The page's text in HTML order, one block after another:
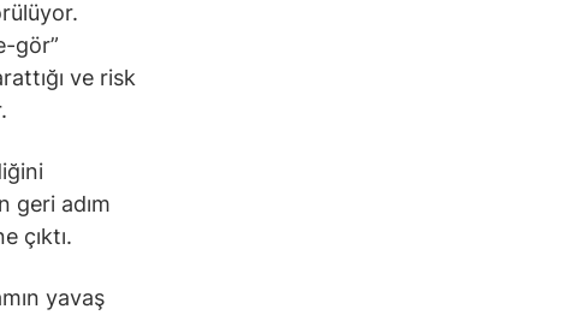
gör”
ve risk
geri adım
çıktı.
yavaş